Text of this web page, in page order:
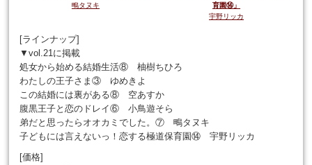
鴫タヌキ
育園⑭」
宇野リッカ
[ラインナップ]
▼vol.21に掲載
処女から始める結婚生活⑧ 柚樹ちひろ
わたしの王子さま③ ゆめきよ
この結婚には裏がある⑧ 空あすか
腹黒王子と恋のドレイ⑥ 小鳥遊そら
弟だと思ったらオオカミでした。⑦ 鴫タヌキ
子どもには言えないっ！恋する極道保育園⑭ 宇野リッカ
[価格]